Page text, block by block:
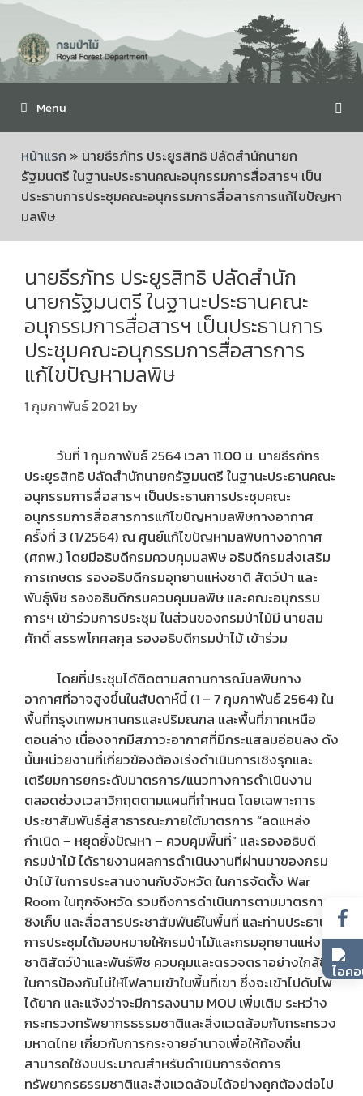
Menu
หน้าแรก » นายธีรภัทร ประยูรสิทธิ ปลัดสำนักนายก
รัฐมนตรี ในฐานะประธานคณะอนุกรรมการสื่อสารฯ เป็น
ประธานการประชุมคณะอนุกรรมการสื่อสารการแก้ไขปัญหา
มลพิษ
นายธีรภัทร ประยูรสิทธิ ปลัดสำนัก
นายกรัฐมนตรี ในฐานะประธานคณะ
อนุกรรมการสื่อสารฯ เป็นประธานการ
ประชุมคณะอนุกรรมการสื่อสารการ
แก้ไขปัญหามลพิษ
1 กุมภาพันธ์ 2021by
วันที่ 1 กุมภาพันธ์ 2564 เวลา 11.00 น. นายธีรภัทร
ประยูรสิทธิ ปลัดสำนักนายกรัฐมนตรี ในฐานะประธานคณะ
อนุกรรมการสื่อสารฯ เป็นประธานการประชุมคณะ
อนุกรรมการสื่อสารการแก้ไขปัญหามลพิษทางอากาศ
ครั้งที่ 3 (1/2564) ณ ศูนย์แก้ไขปัญหามลพิษทางอากาศ
(ศกพ.) โดยมีอธิบดีกรมควบคุมมลพิษ อธิบดีกรมส่งเสริม
การเกษตร รองอธิบดีกรมอุทยานแห่งชาติ สัตว์ป่า และ
พันธุ์พืช รองอธิบดีกรมควบคุมมลพิษ และคณะอนุกรรม
การฯ เข้าร่วมการประชุม ในส่วนของกรมป่าไม้มี นายสม
ศักดิ์ สรรพโกศลกุล รองอธิบดีกรมป่าไม้ เข้าร่วม
โดยที่ประชุมได้ติดตามสถานการณ์มลพิษทาง
อากาศที่อาจสูงขึ้นในสัปดาห์นี้ (1 – 7 กุมภาพันธ์ 2564) ใน
พื้นที่กรุงเทพมหานครและปริมณฑล และพื้นที่ภาคเหนือ
ตอนล่าง เนื่องจากมีสภาวะอากาศที่มีกระแสลมอ่อนลง ดัง
นั้นหน่วยงานที่เกี่ยวข้องต้องเร่งดำเนินการเชิงรุกและ
เตรียมการยกระดับมาตรการ/แนวทางการดำเนินงาน
ตลอดช่วงเวลาวิกฤตตามแผนที่กำหนด โดยเฉพาะการ
ประชาสัมพันธ์สู่สาธารณะภายใต้มาตรการ “ลดแหล่ง
กำเนิด – หยุดยั้งปัญหา – ควบคุมพื้นที่” และรองอธิบดี
กรมป่าไม้ ได้รายงานผลการดำเนินงานที่ผ่านมาของกรม
ป่าไม้ ในการประสานงานกับจังหวัด ในการจัดตั้ง War
Room ในทุกจังหวัด รวมถึงการดำเนินการตามมาตรการ
ชิงเก็บ และสื่อสารประชาสัมพันธ์ในพื้นที่ และท่านประธาน
การประชุมได้มอบหมายให้กรมป่าไม้และกรมอุทยานแห่ง
ชาติสัตว์ป่าและพันธ์พืช ควบคุมและตรวจตราอย่างใกล้ชิด
ในการป้องกันไม่ให้ไฟลามเข้าในพื้นที่เขา ซึ่งจะเข้าไปดับไฟ
ได้ยาก และแจ้งว่าจะมีการลงนาม MOU เพิ่มเติม ระหว่าง
กระทรวงทรัพยากรธรรมชาติและสิ่งแวดล้อมกับกระทรวง
มหาดไทย เกี่ยวกับการกระจายอำนาจเพื่อให้ท้องถิ่น
สามารถใช้งบประมาณสำหรับดำเนินการจัดการ
ทรัพยากรธรรมชาติและสิ่งแวดล้อมได้อย่างถูกต้องต่อไป